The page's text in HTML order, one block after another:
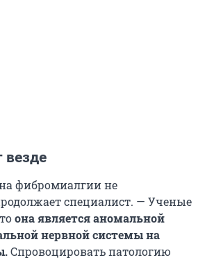
везде
фибромиалгии не
специалист. — Ученые
она является аномальной
нервной системы на
Спровоцировать патологию